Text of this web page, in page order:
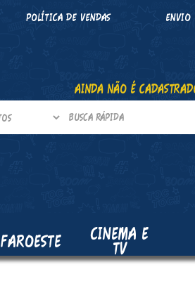
POLÍTICA DE VENDAS ENVIO
AINDA NÃO É
FAROESTE CINEMA E
TV